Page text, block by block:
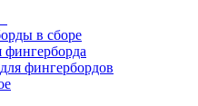
в сборе
фингерборда
фингербордов